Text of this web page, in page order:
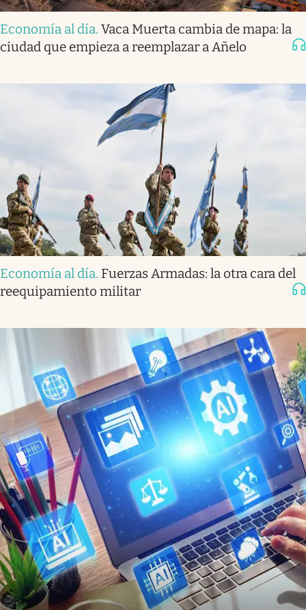
Economía al día. Vaca Muerta cambia de mapa: la
ciudad que empieza a reemplazar a Añelo
Economía al día. Fuerzas Armadas: la otra cara del
reequipamiento militar